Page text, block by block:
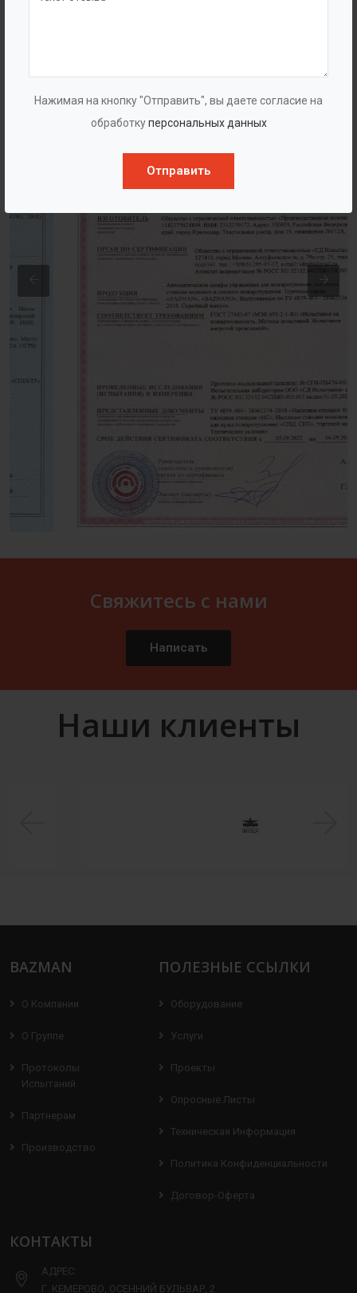
Нажимая на кнопку "Отправить", вы даете согласие на
обработкуперсональных данных
Отправить
Свяжитесь с нами
Написать
Наши клиенты
BAZMAN
О Компании
О Группе
Протоколы
Испытаний
Партнерам
Производство
ПОЛЕЗНЫЕ ССЫЛКИ
Оборудование
Услуги
Проекты
Опросные Листы
Техническая Информация
Политика Конфиденциальности
Договор-Оферта
КОНТАКТЫ
АДРЕС:
Г. КЕМЕРОВО, ОСЕННИЙ БУЛЬВАР, 2